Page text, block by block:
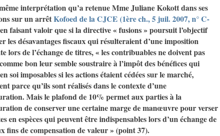
interprétation qu’a retenue Mme Juliane Kokott dans ses
sur un arrêtKofoed de la CJCE (1ère ch., 5 juil. 2007, n° C-
en faisant valoir que si la directive « fusions » poursuit l’objectif
les désavantages fiscaux qui résulteraient d’une imposition
lors de l’échange de titres, « les contribuables ne doivent pas
bon leur semble soustraire à l’impôt des bénéfices qui
soi imposables si les actions étaient cédées sur le marché,
parce qu’ils sont réalisés dans le contexte d’une
Mais le plafond de 10% permet aux parties à la
de conserver une certaine marge de manœuvre pour verser
en espèces qui peuvent être indispensables lors d’un échange de
fins de compensation de valeur » (point 37).